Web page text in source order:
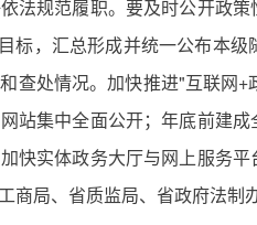
法规范履职。要及时公开政
标，汇总形成并统一公布本
查处情况。加快推进"互联网
站集中全面公开；年底前建
快实体政务大厅与网上服务
局、省质监局、省政府法制